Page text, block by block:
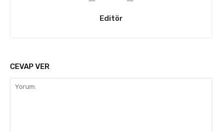
Editör
CEVAP VER